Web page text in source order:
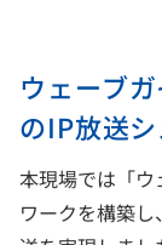
ウェーブ
のIP放送
本現場では「ウ
ワークを構築